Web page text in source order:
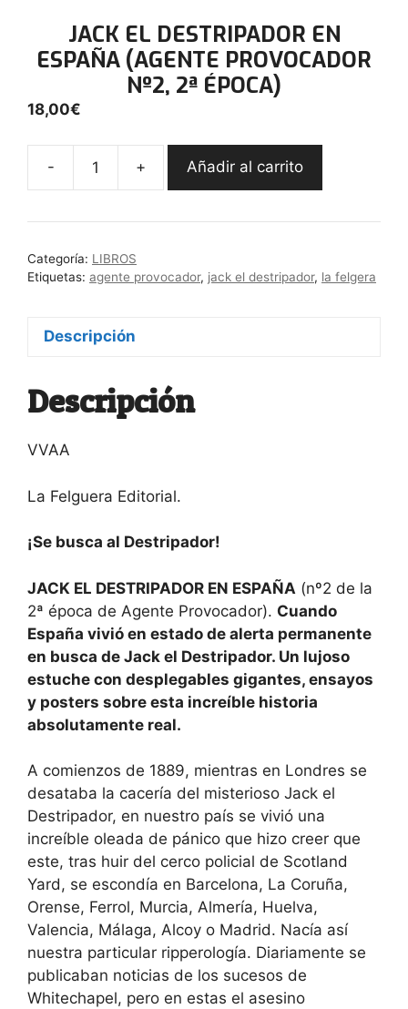
JACK EL DESTRIPADOR EN
ESPAÑA (AGENTE PROVOCADOR
Nº2, 2ª ÉPOCA)
18,00€
-
JACK
DESTRIPADOR
ESPAÑA
ÉPOCA)
cantidad
+ Añadir al carrito
Categoría: LIBROS
Etiquetas: agente provocador, jack el destripador, la felgera
Descripción
Descripción
VVAA
La Felguera Editorial.
¡Se busca al Destripador!
JACK EL DESTRIPADOR EN ESPAÑA (nº2 de la
2ª época de Agente Provocador). Cuando
España vivió en estado de alerta permanente
en busca de Jack el Destripador. Un lujoso
estuche con desplegables gigantes, ensayos
y posters sobre esta increíble historia
absolutamente real.
A comienzos de 1889, mientras en Londres se
desataba la cacería del misterioso Jack el
Destripador, en nuestro país se vivió una
increíble oleada de pánico que hizo creer que
este, tras huir del cerco policial de Scotland
Yard, se escondía en Barcelona, La Coruña,
Orense, Ferrol, Murcia, Almería, Huelva,
Valencia, Málaga, Alcoy o Madrid. Nacía así
nuestra particular ripperología. Diariamente se
publicaban noticias de los sucesos de
Whitechapel, pero en estas el asesino